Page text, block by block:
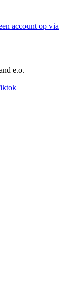
account op via
e.o.